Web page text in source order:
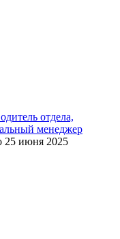
отдела,
менеджер
25 июня 2025